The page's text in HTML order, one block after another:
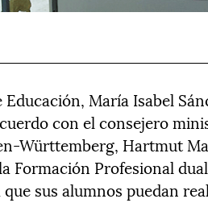
Educación, María Isabel
con el consejero
Württemberg, Hartmut
Formación Profesional
sus alumnos puedan